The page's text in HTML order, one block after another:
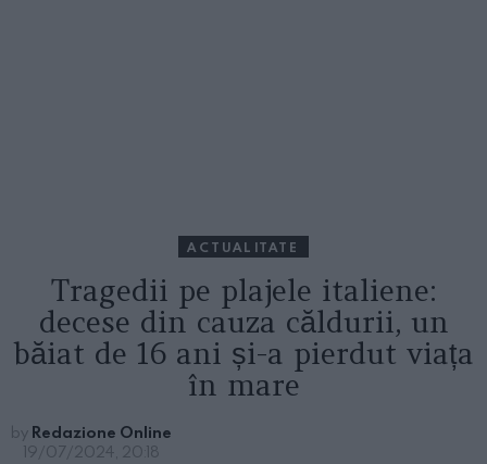
ACTUALITATE
Tragedii pe plajele italiene:
decese din cauza căldurii, un
băiat de 16 ani și-a pierdut viața
în mare
by Redazione Online
19/07/2024, 20:18